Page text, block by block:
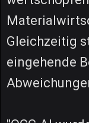
Gleichzeitig
eingehende